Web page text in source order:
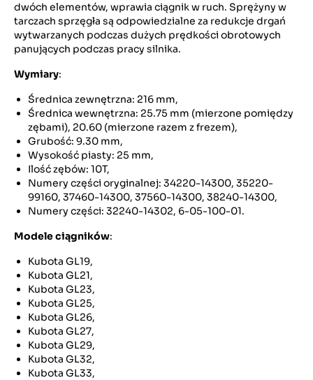
dwóch elementów, wprawia ciągnik w ruch. Sprężyny w
tarczach sprzęgła są odpowiedzialne za redukcje drgań
wytwarzanych podczas dużych prędkości obrotowych
panujących podczas pracy silnika.
Wymiary:
Średnica zewnętrzna: 216 mm,
Średnica wewnętrzna: 25.75 mm (mierzone pomiędzy
zębami), 20.60 (mierzone razem z frezem),
Grubość: 9.30 mm,
Wysokość piasty: 25 mm,
Ilość zębów: 10T,
Numery części oryginalnej: 34220-14300, 35220-
99160, 37460-14300, 37560-14300, 38240-14300,
Numery części: 32240-14302, 6-05-100-01.
Modele ciągników:
Kubota GL19,
Kubota GL21,
Kubota GL23,
Kubota GL25,
Kubota GL26,
Kubota GL27,
Kubota GL29,
Kubota GL32,
Kubota GL33,